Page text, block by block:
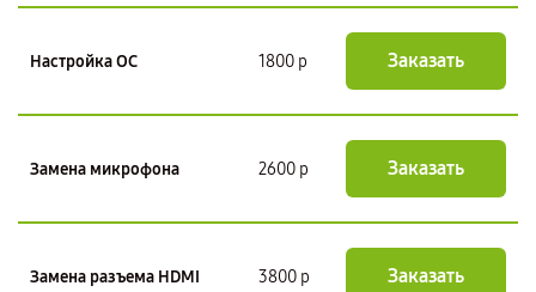
Настройка ОС 1800 р Заказать
Замена микрофона 2600 р Заказать
Замена разъема HDMI 3800 р Заказать